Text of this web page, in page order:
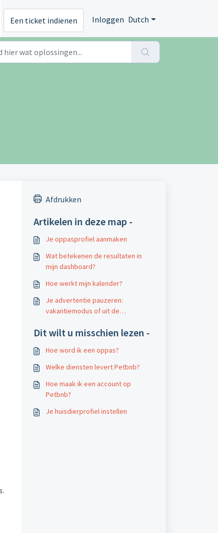
Een ticket indienen Inloggen Dutch
Afdrukken
Artikelen in deze map -
Je oppasprofiel aanmaken
Wat betekenen de resultaten in
mijn dashboard?
Hoe werkt mijn kalender?
Je advertentie pauzeren:
vakantiemodus of uit de
Dit wilt u misschien lezen -
Hoe word ik een oppas?
Welke diensten levert Petbnb?
Hoe maak ik een account op
Petbnb?
Je huisdierprofiel instellen